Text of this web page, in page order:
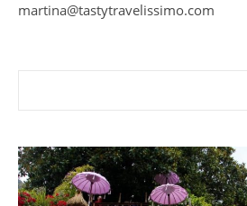
martina@tastytravelissimo.com